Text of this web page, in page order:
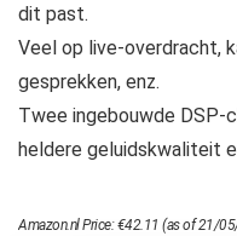
dit past.
Veel op live-overdracht,
gesprekken, enz.
Twee ingebouwde DSP-
heldere geluidskwaliteit
Amazon.nl Price:€42.11 (as of 21/